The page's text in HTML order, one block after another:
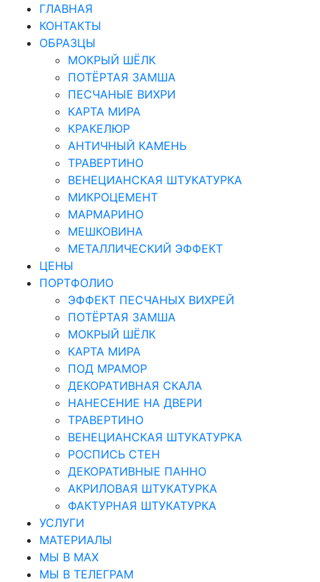
ГЛАВНАЯ
КОНТАКТЫ
ОБРАЗЦЫ
МОКРЫЙ ШЁЛК
ПОТЁРТАЯ ЗАМША
ПЕСЧАНЫЕ ВИХРИ
КАРТА МИРА
КРАКЕЛЮР
АНТИЧНЫЙ КАМЕНЬ
ТРАВЕРТИНО
ВЕНЕЦИАНСКАЯ ШТУКАТУРКА
МИКРОЦЕМЕНТ
МАРМАРИНО
МЕШКОВИНА
МЕТАЛЛИЧЕСКИЙ ЭФФЕКТ
ЦЕНЫ
ПОРТФОЛИО
ЭФФЕКТ ПЕСЧАНЫХ ВИХРЕЙ
ПОТЁРТАЯ ЗАМША
МОКРЫЙ ШЁЛК
КАРТА МИРА
ПОД МРАМОР
ДЕКОРАТИВНАЯ СКАЛА
НАНЕСЕНИЕ НА ДВЕРИ
ТРАВЕРТИНО
ВЕНЕЦИАНСКАЯ ШТУКАТУРКА
РОСПИСЬ СТЕН
ДЕКОРАТИВНЫЕ ПАННО
АКРИЛОВАЯ ШТУКАТУРКА
ФАКТУРНАЯ ШТУКАТУРКА
УСЛУГИ
МАТЕРИАЛЫ
МЫ В MAX
МЫ В ТЕЛЕГРАМ